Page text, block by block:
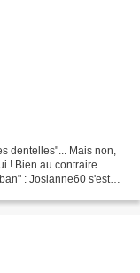
dentelles"... Mais non,
! Bien au contraire...
: Josianne60 s'est